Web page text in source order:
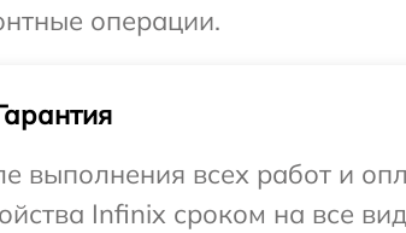
операции.
выполнения всех работ и
Infinix сроком на все